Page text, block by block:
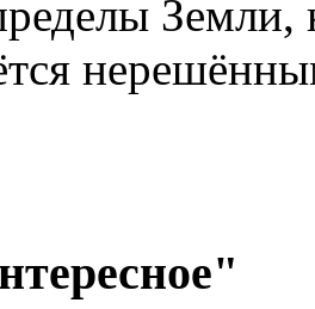
Земли,